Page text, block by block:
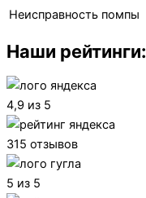
Неисправность помпы
Наши рейтинги:
4,9 из 5
315 отзывов
5 из 5